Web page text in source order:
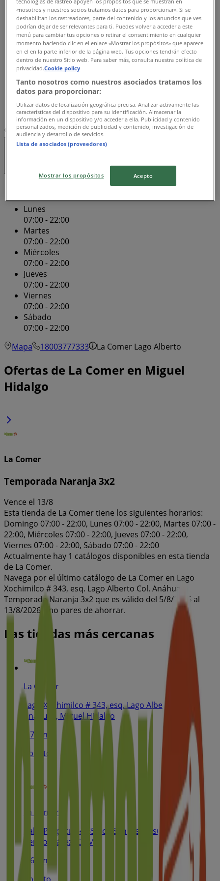
07:00 - 22:00
Martes
07:00 - 22:00
Miércoles
07:00 - 22:00
Jueves
07:00 - 22:00
Viernes
07:00 - 22:00
Sábado
07:00 - 22:00
Mapa
18003777333 La Comer Lago Alberto
07:00 - 22:00
Lunes
07:00 - 22:00
Martes
07:00 - 22:00
Miércoles
07:00 - 22:00
Jueves
07:00 - 22:00
Viernes
07:00 - 22:00
Sábado
07:00 - 22:00
Mapa
18003777333 La Comer Lago Alberto
Ofertas de La Comer en Miguel
Hidalgo
La Comer
Temporada Naranja 3x2
Vence el 13/8
Esta tienda de La Comer tiene los siguientes horarios:
Domingo 07:00 - 22:00, Lunes 07:00 - 22:00, Martes 07:00 -
22:00, Miércoles 07:00 - 22:00, Jueves 07:00 - 22:00,
Viernes 07:00 - 22:00, Sábado 07:00 - 22:00
Actualmente hay 1 catálogos disponibles en esta tienda
de La Comer.
Navega por el último catálogo de La Comer en Lago
Xochimilco # 343, esq. Lago Alberto Col. Anáhuac
Temporada Naranja 3x2 que es válido del 5/8/2026 al
13/8/2026 y no pares de ahorrar.
Las tiendas más cercanas
La Comer
Lago Xochimilco # 343, esq. Lago Alberto Col.
Anáhuac, Miguel Hidalgo
3.7 km
Abierto
La Comer
Calle Perpetua # 35 Col. San José Insurgentes,
Benito Juárez (CDMX)
4.6 km
«nosotros y nuestros socios tratamos datos para proporcionar». Si se
deshabilitan los rastreadores, parte del contenido y los anuncios que ves
podrían dejar de ser relevantes para ti. Puedes volver a acceder a este
menú para cambiar tus opciones o retirar el consentimiento en cualquier
momento haciendo clic en el enlace «Mostrar los propósitos» que aparece
en el en la parte inferior de la página web. Tus opciones tendrán efecto
dentro de nuestro Sitio web. Para saber más, consulta nuestra política de
privacidad.Cookie policy
Tanto nosotros como nuestros asociados tratamos los
datos para proporcionar:
Utilizar datos de localización geográfica precisa. Analizar activamente las
características del dispositivo para su identificación. Almacenar la
información en un dispositivo y/o acceder a ella. Publicidad y contenido
personalizados, medición de publicidad y contenido, investigación de
audiencia y desarrollo de servicios.
Lista de asociados (proveedores)
Mostrar los propósitos Acepto